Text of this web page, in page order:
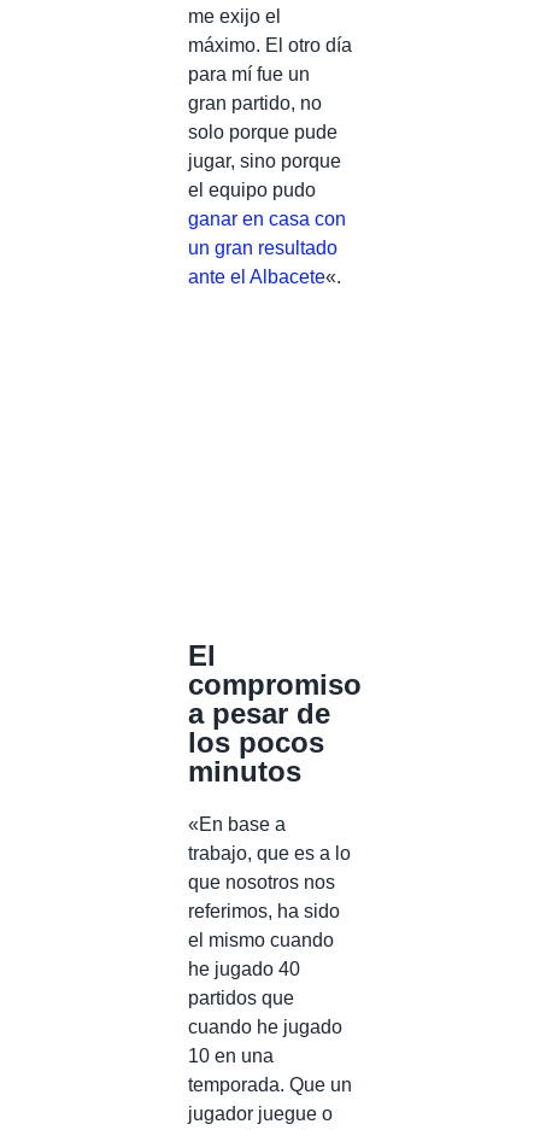
me exijo el
máximo. El otro día
para mí fue un
gran partido, no
solo porque pude
jugar, sino porque
el equipo pudo
ganar en casa con
un gran resultado
ante el Albacete«.
El
compromiso
a pesar de
los pocos
minutos
«En base a
trabajo, que es a lo
que nosotros nos
referimos, ha sido
el mismo cuando
he jugado 40
partidos que
cuando he jugado
10 en una
temporada. Que un
jugador juegue o